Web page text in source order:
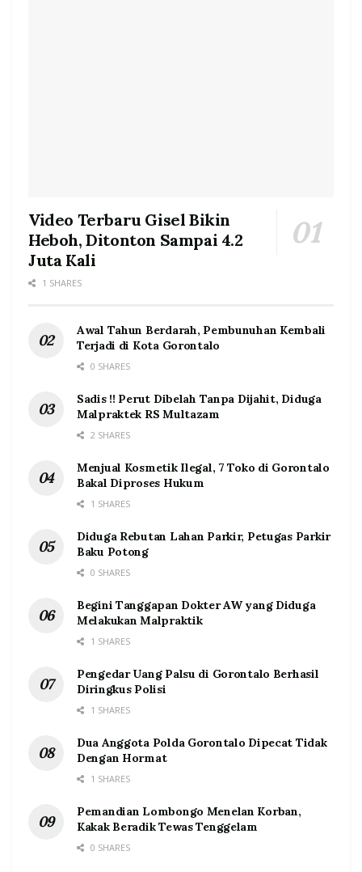
Video Terbaru Gisel Bikin
Heboh, Ditonton Sampai 4.2
Juta Kali
1 SHARES
Awal Tahun Berdarah, Pembunuhan Kembali
Terjadi di Kota Gorontalo
0 SHARES
Sadis !! Perut Dibelah Tanpa Dijahit, Diduga
Malpraktek RS Multazam
2 SHARES
Menjual Kosmetik Ilegal, 7 Toko di Gorontalo
Bakal Diproses Hukum
1 SHARES
Diduga Rebutan Lahan Parkir, Petugas Parkir
Baku Potong
0 SHARES
Begini Tanggapan Dokter AW yang Diduga
Melakukan Malpraktik
1 SHARES
Pengedar Uang Palsu di Gorontalo Berhasil
Diringkus Polisi
1 SHARES
Dua Anggota Polda Gorontalo Dipecat Tidak
Dengan Hormat
1 SHARES
Pemandian Lombongo Menelan Korban,
Kakak Beradik Tewas Tenggelam
0 SHARES